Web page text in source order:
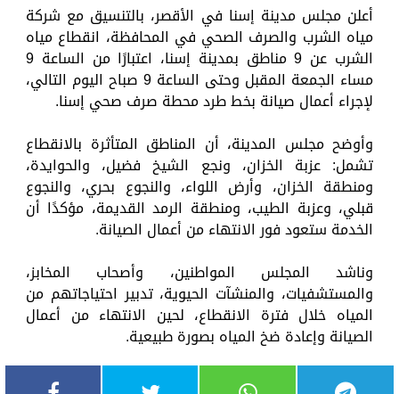
أعلن مجلس مدينة إسنا في الأقصر، بالتنسيق مع شركة
مياه الشرب والصرف الصحي في المحافظة، انقطاع مياه
الشرب عن 9 مناطق بمدينة إسنا، اعتبارًا من الساعة 9
مساء الجمعة المقبل وحتى الساعة 9 صباح اليوم التالي،
لإجراء أعمال صيانة بخط طرد محطة صرف صحي إسنا.
وأوضح مجلس المدينة، أن المناطق المتأثرة بالانقطاع
تشمل: عزبة الخزان، ونجع الشيخ فضيل، والحوايدة،
ومنطقة الخزان، وأرض اللواء، والنجوع بحري، والنجوع
قبلي، وعزبة الطيب، ومنطقة الرمد القديمة، مؤكدًا أن
الخدمة ستعود فور الانتهاء من أعمال الصيانة.
وناشد المجلس المواطنين، وأصحاب المخابز،
والمستشفيات، والمنشآت الحيوية، تدبير احتياجاتهم من
المياه خلال فترة الانقطاع، لحين الانتهاء من أعمال
الصيانة وإعادة ضخ المياه بصورة طبيعية.